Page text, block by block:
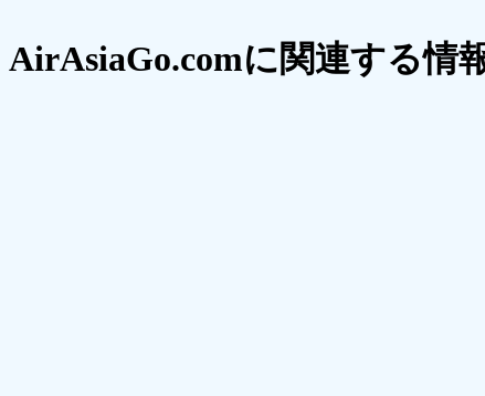
AirAsiaGo.comに関連する情